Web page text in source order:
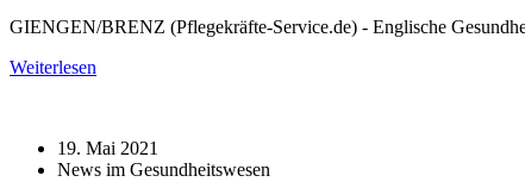
GIENGEN/BRENZ (Pflegekräfte-Service.de) - Englische
Weiterlesen
19. Mai 2021
News im Gesundheitswesen